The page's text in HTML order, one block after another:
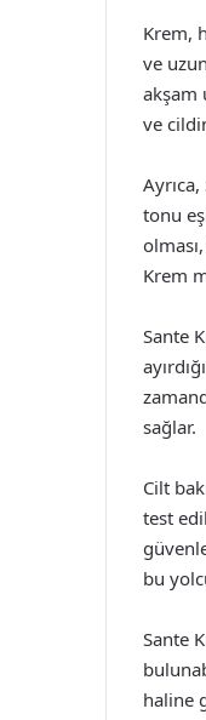
Krem,
ve
akşam
ve
tonu
Krem
Sante
sağlar.
Cilt
test
bu
Sante
haline